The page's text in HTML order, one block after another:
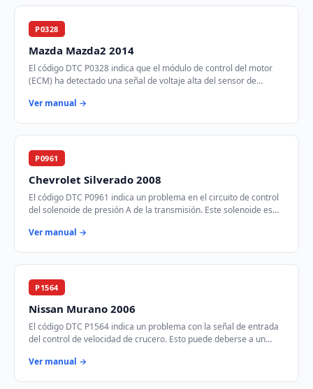
P0328
Mazda Mazda2 2014
El código DTC P0328 indica que el módulo de control del motor
(ECM) ha detectado una señal de voltaje alta del sensor de
Ver manual →
P0961
Chevrolet Silverado 2008
El código DTC P0961 indica un problema en el circuito de control
del solenoide de presión A de la transmisión. Este solenoide es
Ver manual →
P1564
Nissan Murano 2006
El código DTC P1564 indica un problema con la señal de entrada
del control de velocidad de crucero. Esto puede deberse a un
Ver manual →